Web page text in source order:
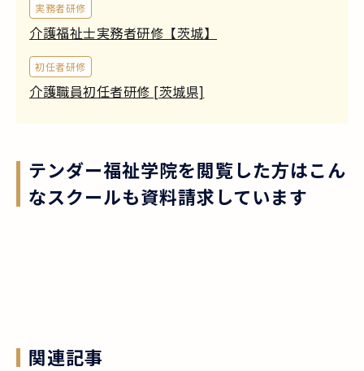
実務者研修
介護福祉士実務者研修【茨城】
初任者研修
介護職員初任者研修 [茨城県]
テンダー福祉学院を閲覧した方はこん
なスクールも資料請求しています
関連記事